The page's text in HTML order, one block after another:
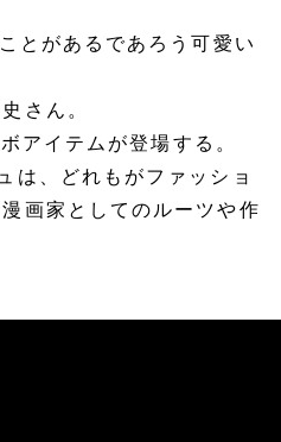
とがあるであろう可愛い
さん。
アイテムが登場する。
は、どれもがファッショ
画家としてのルーツや作